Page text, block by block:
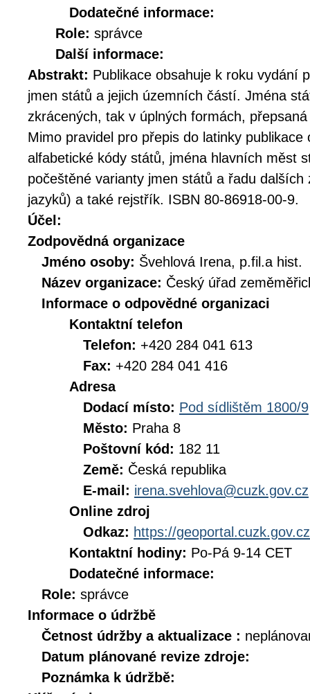
Dodatečné informace:
Role: správce
Další informace:
Abstrakt: Publikace obsahuje k roku vydání
jmen států a jejich územních částí. Jména
zkrácených, tak v úplných formách,
Mimo pravidel pro přepis do latinky
alfabetické kódy států, jména hlavních měst
počeštěné varianty jmen států a řadu
jazyků) a také rejstřík. ISBN 80-86918-00-9.
Účel:
Zodpovědná organizace
Jméno osoby: Švehlová Irena, p.fil.a hist.
Název organizace: Český úřad
Informace o odpovědné organizaci
Kontaktní telefon
Telefon: +420 284 041 613
Fax: +420 284 041 416
Adresa
Dodací místo: Pod sídlištěm 1800/9
Město: Praha 8
Poštovní kód: 182 11
Země: Česká republika
E-mail: irena.svehlova@cuzk.gov.cz
Online zdroj
Odkaz: https://geoportal.cuzk.gov.cz
Kontaktní hodiny: Po-Pá 9-14 CET
Dodatečné informace:
Role: správce
Informace o údržbě
Četnost údržby a aktualizace :
Datum plánované revize zdroje:
Poznámka k údržbě: